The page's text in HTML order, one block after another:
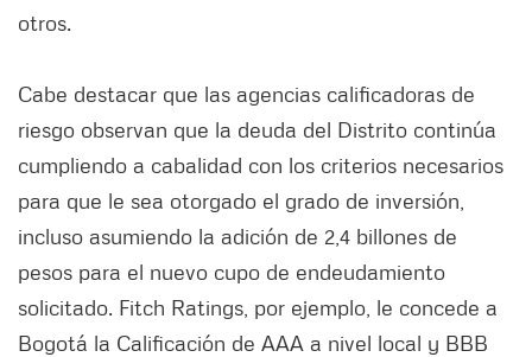
otros.
Cabe destacar que las agencias calificadoras de
riesgo observan que la deuda del Distrito continúa
cumpliendo a cabalidad con los criterios necesarios
para que le sea otorgado el grado de inversión,
incluso asumiendo la adición de 2,4 billones de
pesos para el nuevo cupo de endeudamiento
solicitado. Fitch Ratings, por ejemplo, le concede a
Bogotá la Calificación de AAA a nivel local y BBB